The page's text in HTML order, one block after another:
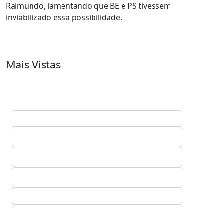
Raimundo, lamentando que BE e PS tivessem
inviabilizado essa possibilidade.
Mais Vistas